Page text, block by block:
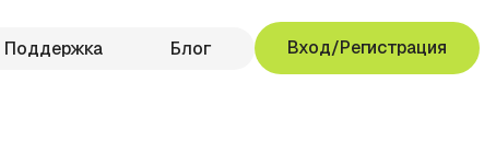
Поддержка Блог Вход/Регистрация